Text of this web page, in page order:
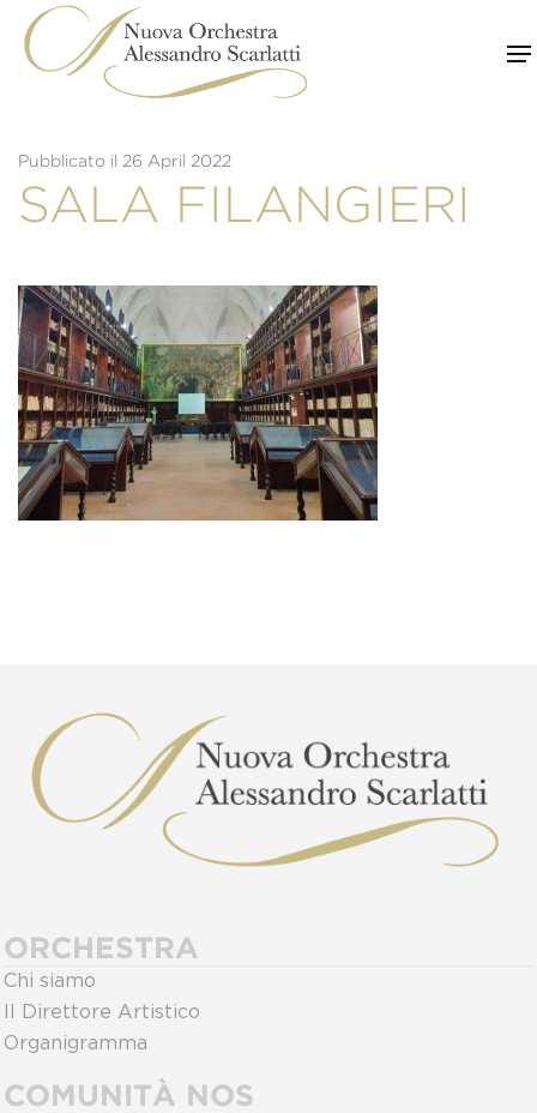
content
Pubblicato il 26 April 2022
SALA FILANGIERI
ORCHESTRA
Chi siamo
Il Direttore Artistico
Organigramma
COMUNITÀ NOS